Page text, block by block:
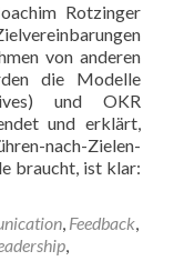
Rotzinger
von anderen
die Modelle
und OKR
und erklärt,
nach-Zielen-
braucht, ist klar:
, Feedback,
,